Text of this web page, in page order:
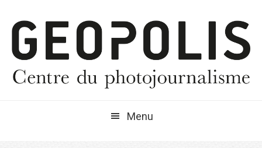
navigation
principale
contenu
principal
barre
latérale
Menu